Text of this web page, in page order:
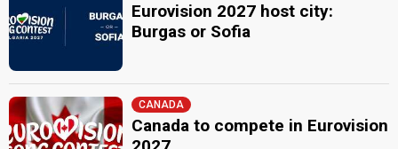
Eurovision 2027 host city:
Burgas or Sofia
CANADA
Canada to compete in Eurovision